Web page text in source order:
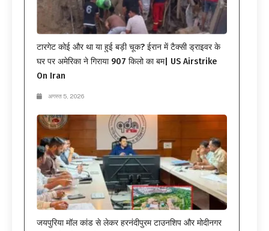
टारगेट कोई और था या हुई बड़ी चूक? ईरान में टैक्सी ड्राइवर के
घर पर अमेरिका ने गिराया 907 किलो का बम| US Airstrike
On Iran
अगस्त 5, 2026
जयपुरिया मॉल कांड से लेकर हरनंदीपुरम टाउनशिप और मोदीनगर